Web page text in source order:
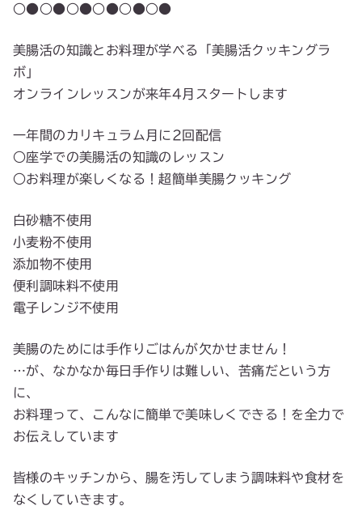
○●○●○●○●○●○●
美腸活の知識とお料理が学べる「美腸活クッキングラ
ボ」
オンラインレッスンが来年4月スタートします
一年間のカリキュラム月に2回配信
○座学での美腸活の知識のレッスン
○お料理が楽しくなる！超簡単美腸クッキング
白砂糖不使用
小麦粉不使用
添加物不使用
便利調味料不使用
電子レンジ不使用
美腸のためには手作りごはんが欠かせません！
…が、なかなか毎日手作りは難しい、苦痛だという方
に、
お料理って、こんなに簡単で美味しくできる！を全力で
お伝えしています
皆様のキッチンから、腸を汚してしまう調味料や食材を
なくしていきます。